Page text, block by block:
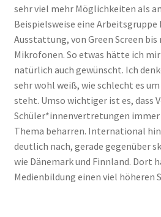
sehr viel mehr Möglichkeiten als
Beispielsweise eine
Ausstattung, von Green Screen
Mikrofonen. So etwas hätte ich
natürlich auch gewünscht. Ich
sehr wohl weiß, wie schlecht es
steht. Umso wichtiger ist es, dass
Schüler*innenvertretungen immer
Thema beharren. International
deutlich nach, gerade gegenüber
wie Dänemark und Finnland. Dort
Medienbildung einen viel höheren